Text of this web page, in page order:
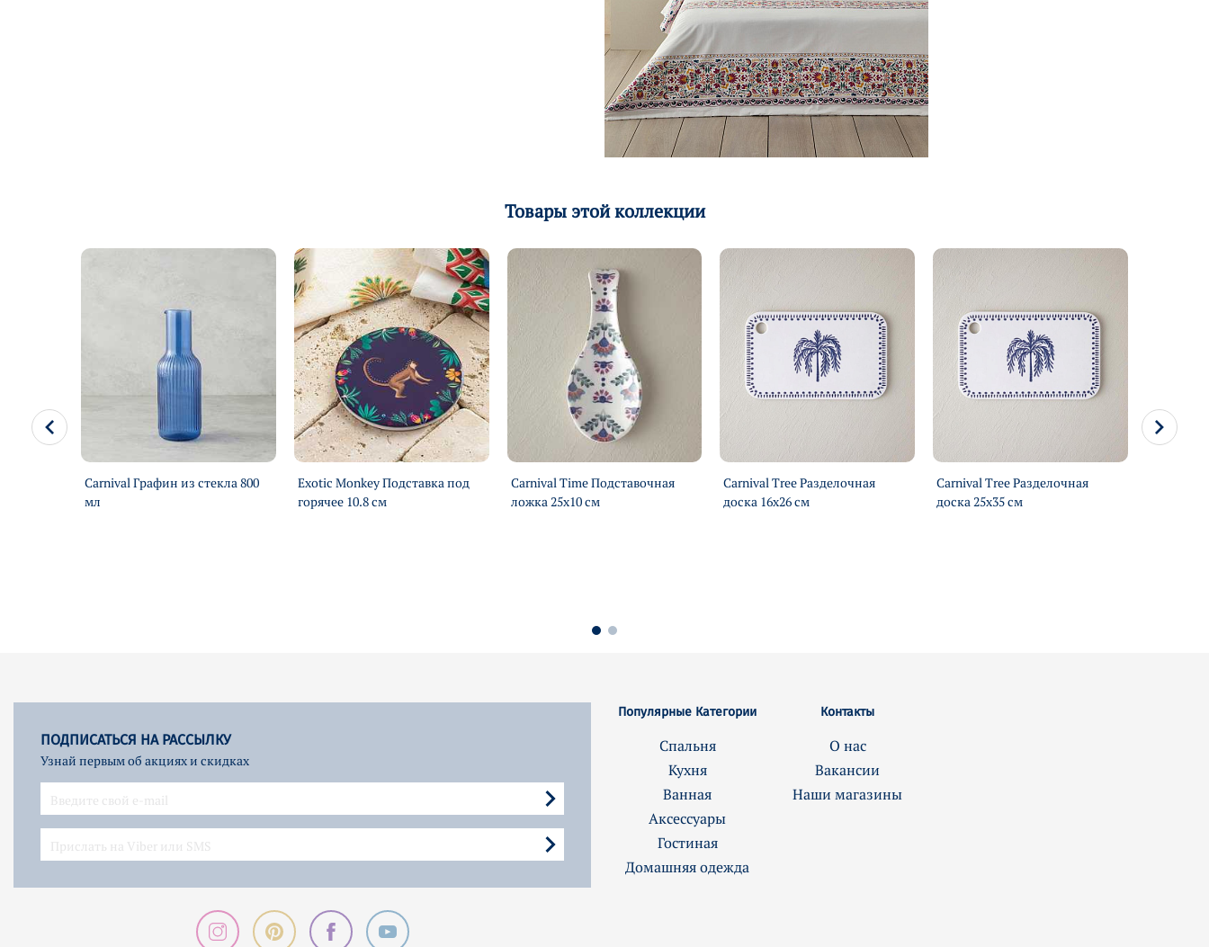
Товары этой коллекции
Carnival Графин из стекла 800
мл
Exotic Monkey Подставка под
горячее 10.8 см
Carnival Time Подставочная
ложка 25х10 см
Carnival Tree Разделочная
доска 16х26 см
Carnival Tree Разделочная
доска 25х35 см
ПОДПИСАТЬСЯ НА РАССЫЛКУ
Узнай первым об акциях и скидках
Популярные Категории
Спальня
Кухня
Ванная
Аксессуары
Гостиная
Домашняя одежда
Контакты
О нас
Вакансии
Наши магазины